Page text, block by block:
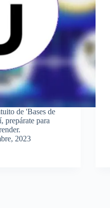
de 'Bases de
prepárate para
2023